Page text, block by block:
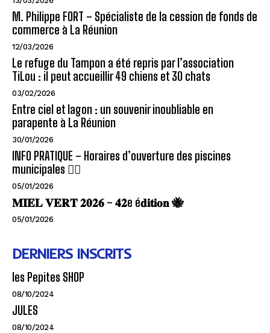
M. Philippe FORT – Spécialiste de la cession de fonds de
commerce à La Réunion
12/03/2026
Le refuge du Tampon a été repris par l’association
TiLou : il peut accueillir 49 chiens et 30 chats
03/02/2026
Entre ciel et lagon : un souvenir inoubliable en
parapente à La Réunion
30/01/2026
INFO PRATIQUE – Horaires d’ouverture des piscines
municipales 🏊‍♂️
05/01/2026
𝐌𝐈𝐄𝐋 𝐕𝐄𝐑𝐓 𝟐𝟎𝟐𝟔 – 𝟒𝟐e é𝐝𝐢𝐭𝐢𝐨𝐧 🐝
05/01/2026
DERNIERS INSCRITS
les Pepites SHOP
08/10/2024
JULES
08/10/2024